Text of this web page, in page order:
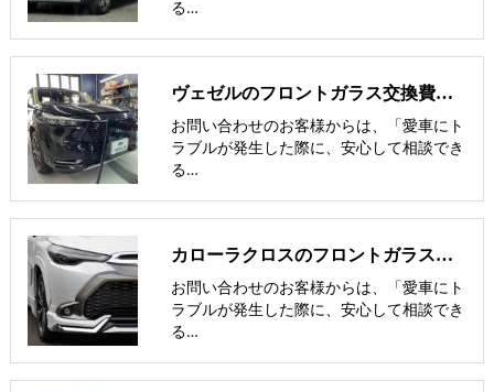
る…
ヴェゼルのフロントガラス交換費用･飛び石修理費用･低価格ガラス紹介
お問い合わせのお客様からは、「愛車にト
ラブルが発生した際に、安心して相談でき
る…
カローラクロスのフロントガラス交換費用･飛び石修理費用･低価格ガラス
お問い合わせのお客様からは、「愛車にト
ラブルが発生した際に、安心して相談でき
る…